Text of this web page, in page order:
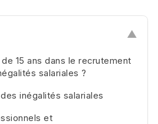
▲
15 ans dans le recrutement
salariales ?
inégalités salariales
et